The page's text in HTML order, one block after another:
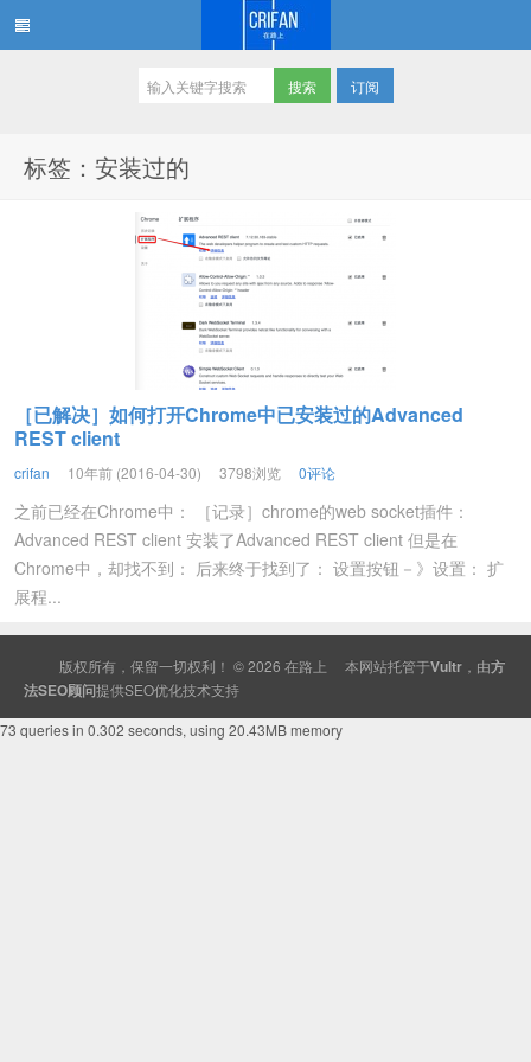
订阅
标签：安装过的
［已解决］如何打开Chrome中已安装过的Advanced
REST client
crifan 10年前 (2016-04-30) 3798浏览 0评论
之前已经在Chrome中： ［记录］chrome的web socket插件：
Advanced REST client 安装了Advanced REST client 但是在
Chrome中，却找不到： 后来终于找到了： 设置按钮－》设置： 扩
展程...
版权所有，保留一切权利！ © 2026 在路上 本网站托管于Vultr ，由方
法SEO顾问提供SEO优化技术支持
73 queries in 0.302 seconds, using 20.43MB memory